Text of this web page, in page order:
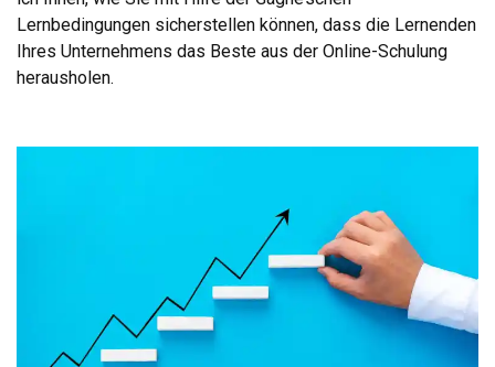
Lernbedingungen sicherstellen können, dass die Lernenden
Ihres Unternehmens das Beste aus der Online-Schulung
herausholen.